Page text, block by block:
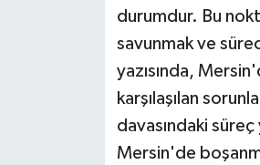
durumdur. Bu
savunmak ve
yazısında,
karşılaşılan
davasındaki
Mersin'de